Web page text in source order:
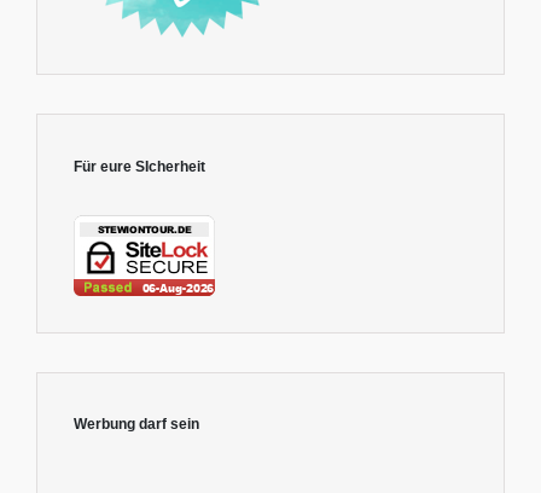
Für eure SIcherheit
Werbung darf sein